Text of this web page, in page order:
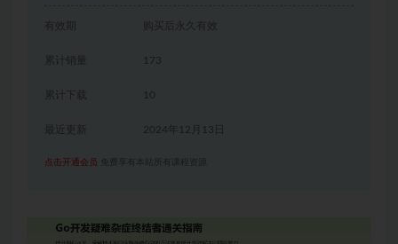
有效期 购买后永久有效
累计销量 173
累计下载 10
2024年12月13日
点击开通会员 免费享有本站所有课程资源